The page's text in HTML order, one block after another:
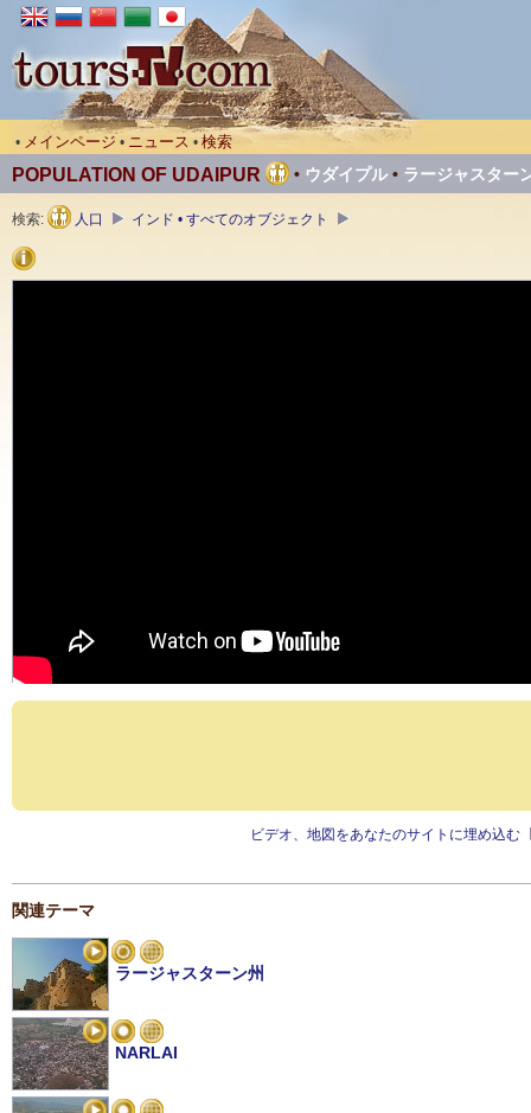
• メインページ • ニュース • 検索
POPULATION OF UDAIPUR • ウダイプル• ラージャスター
検索: 人口 インド • すべてのオブジェクト
ビデオ、地図をあなたのサイトに埋め込む
関連テーマ
ラージャスターン州
NARLAI